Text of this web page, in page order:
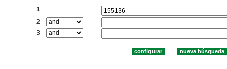
1
2
3